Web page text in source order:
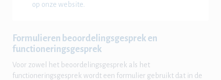
op onze website.
Formulieren beoordelingsgesprek en
functioneringsgesprek
Voor zowel het beoordelingsgesprek als het
functioneringsgesprek wordt een formulier gebruikt dat in de